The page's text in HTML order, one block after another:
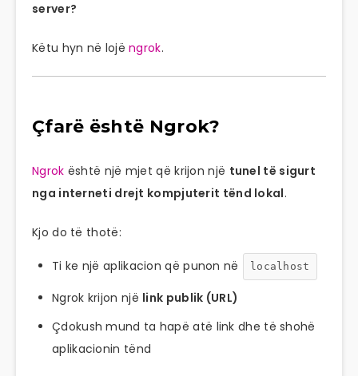
server?
Këtu hyn në lojëngrok.
Çfarë është Ngrok?
Ngrok është një mjet që krijon një tunel të sigurt
nga interneti drejt kompjuterit tënd lokal.
Kjo do të thotë:
Ti ke një aplikacion që punon në localhost
Ngrok krijon një link publik (URL)
Çdokush mund ta hapë atë link dhe të shohë
aplikacionin tënd